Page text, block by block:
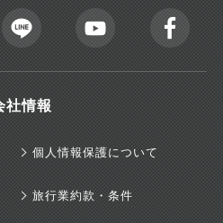
社情報
個人情報保護について
旅行業約款・条件